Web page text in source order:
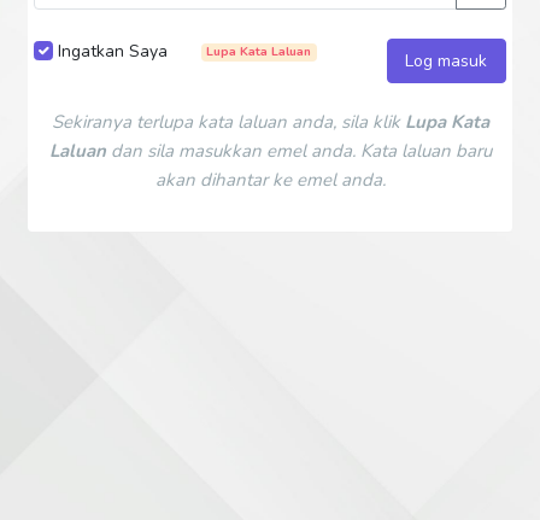
Ingatkan Saya Lupa Kata Laluan Log masuk
Sekiranya terlupa kata laluan anda, sila klik Lupa Kata
Laluandan sila masukkan emel anda. Kata laluan baru
akan dihantar ke emel anda.